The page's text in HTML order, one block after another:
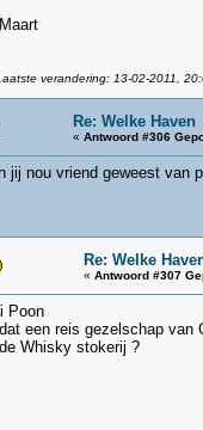
verandering: 13-02-2011,
Re: Welke Haven
« Antwoord #306
jij nou vriend geweest van
Re: Welke
« Antwoord #307
Poon
een reis gezelschap van
Whisky stokerij ?